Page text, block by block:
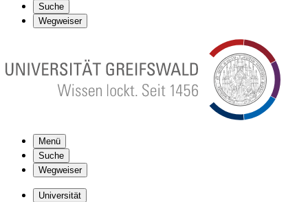
Suche
Wegweiser
Menü
Suche
Wegweiser
Universität